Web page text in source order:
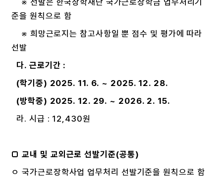
※ 선발은 한국장학재단 국가근로장학금 업무처리기
준을 원칙으로 함
※ 희망근로지는 참고사항일 뿐 점수 및 평가에 따라
선발
다. 근로기간 :
(학기중) 2025. 11. 6. ~ 2025. 12. 28.
(방학중) 2025. 12. 29. ~ 2026. 2. 15.
라. 시급 : 12,430원
□교내 및 교외근로 선발기준(공통)
ㅇ 국가근로장학사업 업무처리 선발기준을 원칙으로 함